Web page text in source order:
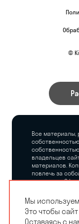
©
Все материалы,
владельцев
материалов.
повлечь за
на кнопку
владельцев
Мы
Это чтобы
Оставаясь с